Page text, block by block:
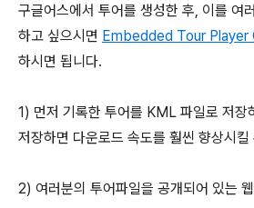
구글어스에서 투어를 생성한 후, 이를 여
하고 싶으시면 Embedded Tour
하시면 됩니다.
1) 먼저 기록한 투어를 KML 파일로 저장
저장하면 다운로드 속도를 훨씬 향상시킬
2) 여러분의 투어파일을 공개되어 있는